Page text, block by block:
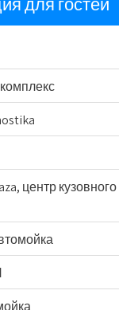
центр